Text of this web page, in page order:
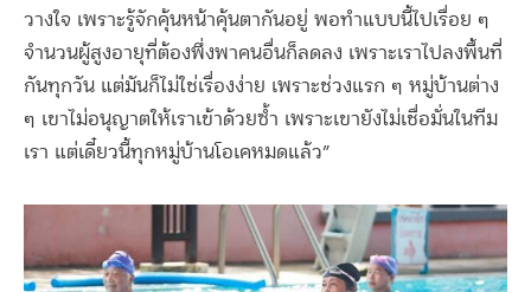
วางใจ เพราะรู้จักคุ้นหน้าคุ้นตากันอยู่ พอทำแบบนี้ไปเรื่อย ๆ
จำนวนผู้สูงอายุที่ต้องพึ่งพาคนอื่นก็ลดลง เพราะเราไปลงพื้นที่
กันทุกวัน แต่มันก็ไม่ใช่เรื่องง่าย เพราะช่วงแรก ๆ หมู่บ้านต่าง
ๆ เขาไม่อนุญาตให้เราเข้าด้วยซ้ำ เพราะเขายังไม่เชื่อมั่นในทีม
เรา แต่เดี๋ยวนี้ทุกหมู่บ้านโอเคหมดแล้ว”